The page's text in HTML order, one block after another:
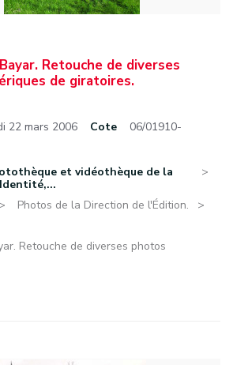
Retouche de diverses
de giratoires.
22 mars 2006 Cote
06/01910-
et vidéothèque de la
Photos de la Direction de l'Édition.
Retouche de diverses photos